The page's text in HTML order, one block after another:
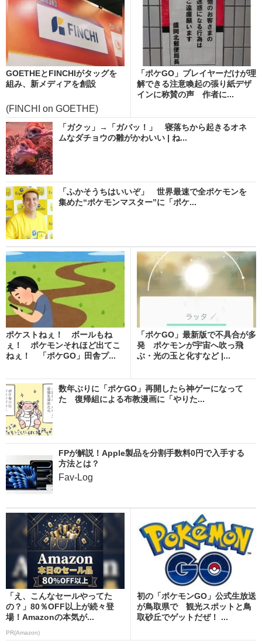
GOETHEとFINCHIがタッグを
組み、新メディアを創設
(FINCHI on GOETHE)
「ポケGO」プレイヤーだけが理
解できる注意喚起の張り紙デザ
インに称賛の声 作者に...
「ガクッ」→「ガバッ！」 寝落ちから起きるオネ
ムなダチョウの雛がかわいい | ね...
「ふかそうちはいいぞ」 世界最速で全ポケモンを
集めた“ポケモンマスター”に「ポケ...
ポケストねぇ！ ボールもね
ぇ！ ポケモンそれほど出てこ
ねぇ！ 「ポケGO」田舎プ...
「ポケGO」最新版で不具合が多
発 ポケモンが宇宙へ吹っ飛
ぶ・光の玉と化すなど |...
数年ぶりに「ポケGO」再開したら神ゲーになって
た 復帰組による布教漫画に「やりた...
FPが解説！Apple製品を分割手数料0円で入手する
方法とは？
Fav-Log
「え、こんなセールやってた
の？」80％OFF以上が続々登
場！Amazonの本気が...
PR(Amazon)
初の「ポケモンGO」公式生放送
が鳥取県で 観光スポットと鳥
取砂丘でゲットだぜ！ ...